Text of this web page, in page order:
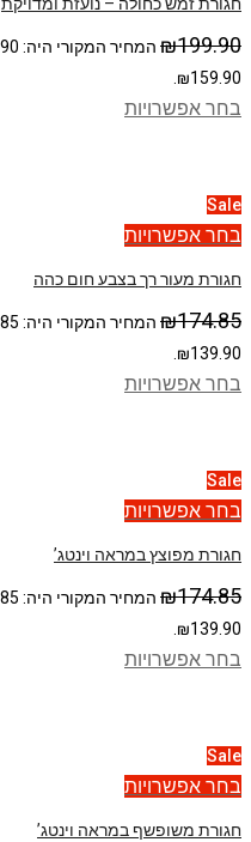
חגורת זמש כחולה – נועזת ומדויקת
₪199.90 המחיר המקורי היה: ₪199.90.
₪159.90.
בחר אפשרויות
Sale
בחר אפשרויות
חגורת מעור רך בצבע חום כהה
₪174.85 המחיר המקורי היה: ₪174.85.
₪139.90.
בחר אפשרויות
Sale
בחר אפשרויות
חגורת מפוצץ במראה וינטג’
₪174.85 המחיר המקורי היה: ₪174.85.
₪139.90.
בחר אפשרויות
Sale
בחר אפשרויות
חגורת משופשף במראה וינטג’